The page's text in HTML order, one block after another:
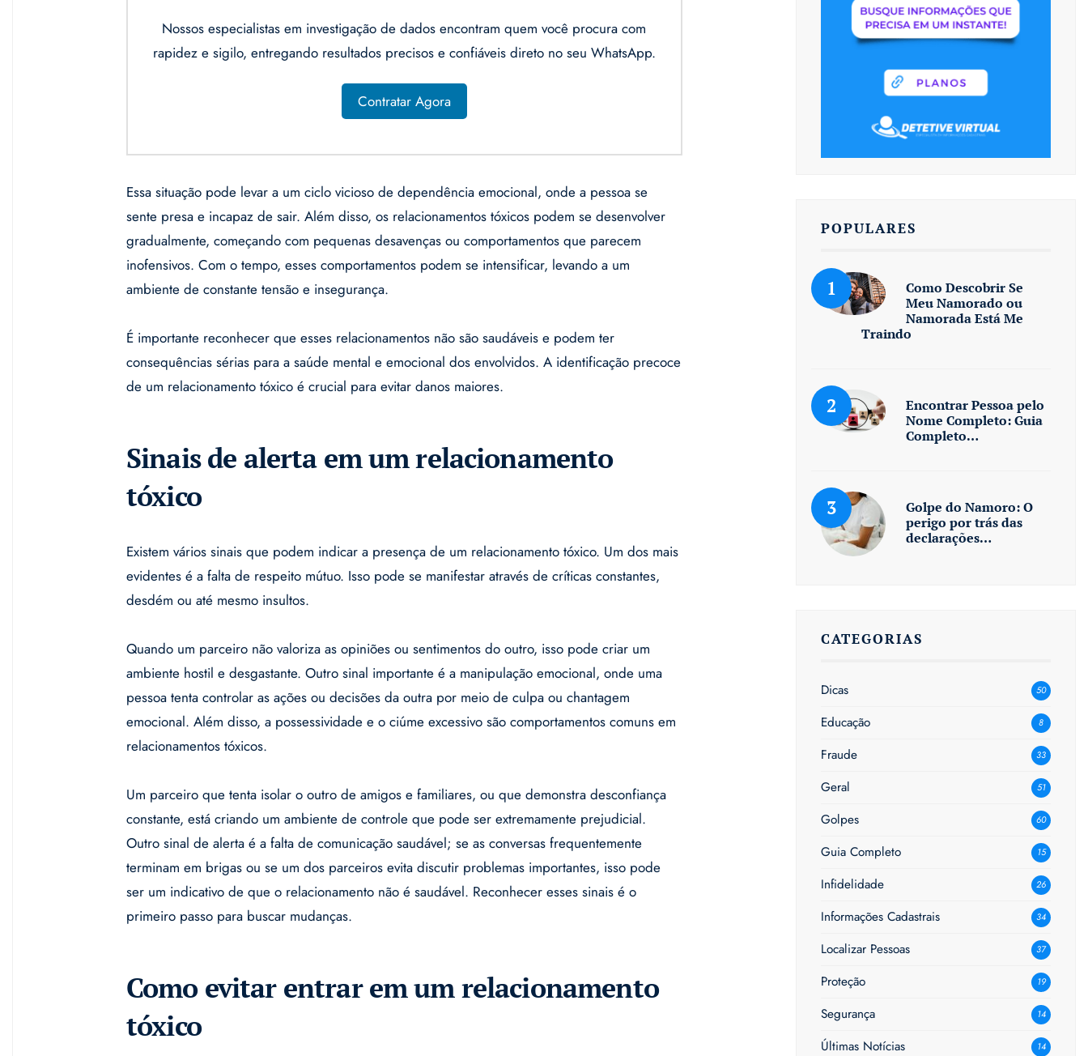
Nossos especialistas em investigação de dados encontram quem você procura com
rapidez e sigilo, entregando resultados precisos e confiáveis direto no seu WhatsApp.
Contratar Agora
Essa situação pode levar a um ciclo vicioso de dependência emocional, onde a pessoa se
sente presa e incapaz de sair. Além disso, os relacionamentos tóxicos podem se desenvolver
gradualmente, começando com pequenas desavenças ou comportamentos que parecem
inofensivos. Com o tempo, esses comportamentos podem se intensificar, levando a um
ambiente de constante tensão e insegurança.
É importante reconhecer que esses relacionamentos não são saudáveis e podem ter
consequências sérias para a saúde mental e emocional dos envolvidos. A identificação precoce
de um relacionamento tóxico é crucial para evitar danos maiores.
Sinais de alerta em um relacionamento
tóxico
Existem vários sinais que podem indicar a presença de um relacionamento tóxico. Um dos mais
evidentes é a falta de respeito mútuo. Isso pode se manifestar através de críticas constantes,
desdém ou até mesmo insultos.
Quando um parceiro não valoriza as opiniões ou sentimentos do outro, isso pode criar um
ambiente hostil e desgastante. Outro sinal importante é a manipulação emocional, onde uma
pessoa tenta controlar as ações ou decisões da outra por meio de culpa ou chantagem
emocional. Além disso, a possessividade e o ciúme excessivo são comportamentos comuns em
relacionamentos tóxicos.
Um parceiro que tenta isolar o outro de amigos e familiares, ou que demonstra desconfiança
constante, está criando um ambiente de controle que pode ser extremamente prejudicial.
Outro sinal de alerta é a falta de comunicação saudável; se as conversas frequentemente
terminam em brigas ou se um dos parceiros evita discutir problemas importantes, isso pode
ser um indicativo de que o relacionamento não é saudável. Reconhecer esses sinais é o
primeiro passo para buscar mudanças.
Como evitar entrar em um relacionamento
tóxico
POPULARES
Como Descobrir Se
Meu Namorado ou
Namorada Está Me
Traindo
Encontrar Pessoa pelo
Nome Completo: Guia
Completo…
Golpe do Namoro: O
perigo por trás das
declarações…
CATEGORIAS
Dicas 50
Educação 8
Fraude 33
Geral 51
Golpes 60
Guia Completo 15
Infidelidade 26
Informações Cadastrais 34
Localizar Pessoas 37
Proteção 19
Segurança 14
Últimas Notícias 14